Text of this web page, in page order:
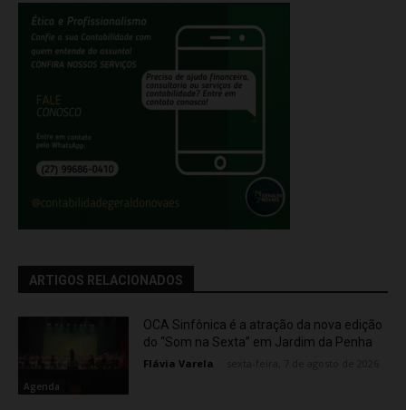
ARTIGOS RELACIONADOS
Agenda
OCA Sinfônica é a atração da nova edição
do “Som na Sexta” em Jardim da Penha
Flávia Varela